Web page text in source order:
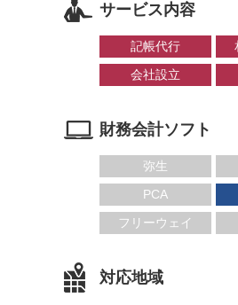
サービス内容
記帳代行
会社設立
財務会計ソフト
弥生
PCA
フリーウェイ
対応地域